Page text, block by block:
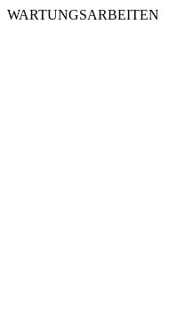
WARTUNGSARBEITEN